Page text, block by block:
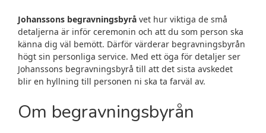
Johanssons begravningsbyrå vet hur viktiga de små
detaljerna är inför ceremonin och att du som person ska
känna dig väl bemött. Därför värderar begravningsbyrån
högt sin personliga service. Med ett öga för detaljer ser
Johanssons begravningsbyrå till att det sista avskedet
blir en hyllning till personen ni ska ta farväl av.
Om begravningsbyrån